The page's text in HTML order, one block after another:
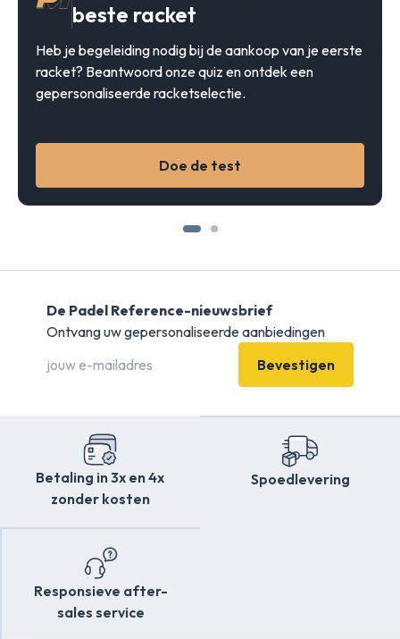
beste racket
Heb je begeleiding nodig bij de aankoop van je eerste
racket? Beantwoord onze quiz en ontdek een
gepersonaliseerde racketselectie.
Doe de test
De Padel Reference-nieuwsbrief
Ontvang uw gepersonaliseerde aanbiedingen
Bevestigen
Betaling in 3x en 4x
zonder kosten
Spoedlevering
Responsieve after-
sales service